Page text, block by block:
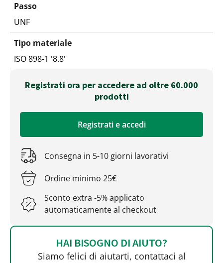
Passo
UNF
Tipo materiale
ISO 898-1 '8.8'
Registrati ora per accedere ad oltre 60.000
prodotti
Registrati e accedi
Consegna in 5-10 giorni lavorativi
Ordine minimo 25€
Sconto extra -5% applicato
automaticamente al checkout
HAI BISOGNO DI AIUTO?
Siamo felici di aiutarti, contattaci al